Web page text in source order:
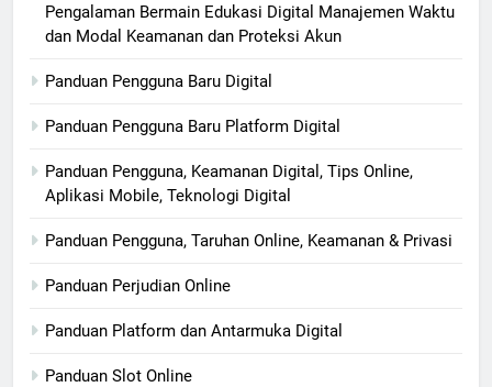
Pengalaman Bermain Edukasi Digital Manajemen Waktu
dan Modal Keamanan dan Proteksi Akun
Panduan Pengguna Baru Digital
Panduan Pengguna Baru Platform Digital
Panduan Pengguna, Keamanan Digital, Tips Online,
Aplikasi Mobile, Teknologi Digital
Panduan Pengguna, Taruhan Online, Keamanan & Privasi
Panduan Perjudian Online
Panduan Platform dan Antarmuka Digital
Panduan Slot Online